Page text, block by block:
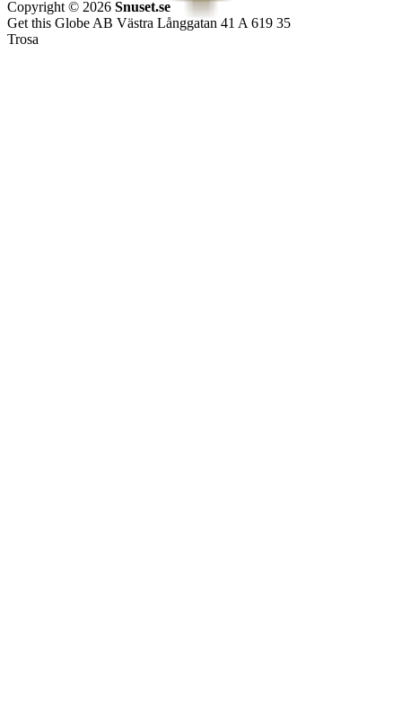
Copyright © 2026 Snuset.se
Get this Globe AB Västra Långgatan 41 A 619 35
Trosa